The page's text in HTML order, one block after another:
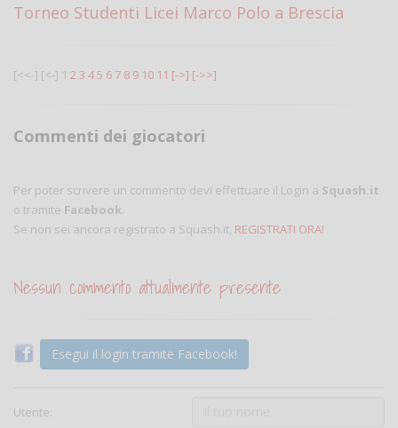
Torneo Studenti Licei Marco Polo a Brescia
[<<-] [<-] 1 2 3 45 6 7 8 9 10 11 [->] [->>]
Commenti dei giocatori
Per poter scrivere un commento devi effettuare il Login a Squash.it
o tramite Facebook.
Se non sei ancora registrato a Squash.it, REGISTRATI ORA!
Nessun commento attualmente presente
Esegui il login tramite Facebook!
Utente: